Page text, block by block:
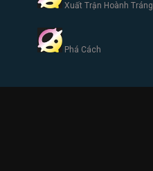
Xuất Trận Hoành Tráng
Phá Cách